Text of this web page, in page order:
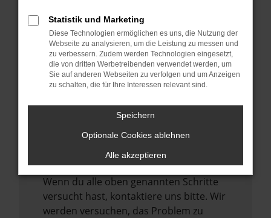
Das kann manchmal helfen,
vorübergehende Probleme zu beheben.
Stelle sicher, dass dein Browser und dein
Betriebssystem auf dem neuesten Stand
sind.
Veraltete Software birgt nicht nur ein
Sicherheitsrisiko, sondern kann auch dazu
führen, dass bestimmte Funktionen nicht
Wende dich an den Webseitenbetreiber.
Wenn du alle oben genannten Schritte
versucht hast, kontaktiere uns bitte. Wir
werden versuchen, das Problem zu
Statistik und Marketing
Diese Technologien ermöglichen es uns, die Nutzung der
Webseite zu analysieren, um die Leistung zu messen und
zu verbessern. Zudem werden Technologien eingesetzt,
die von dritten Werbetreibenden verwendet werden, um
Sie auf anderen Webseiten zu verfolgen und um Anzeigen
zu schalten, die für Ihre Interessen relevant sind.
Speichern
Optionale Cookies ablehnen
Alle akzeptieren